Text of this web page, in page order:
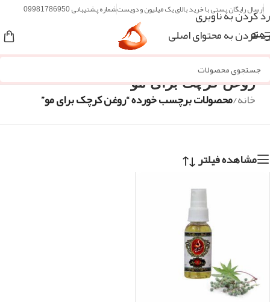
رد کردن به ناوبری
رد کردن به محتوای اصلی
ارسال رایگان پستی با خرید بالای یک میلیون و دویستشماره پشتیبانی 09981786950
منو
روغن کرچک برای مو
خانه/محصولات برچسب خورده “روغن کرچک برای مو”
مشاهده فیلتر